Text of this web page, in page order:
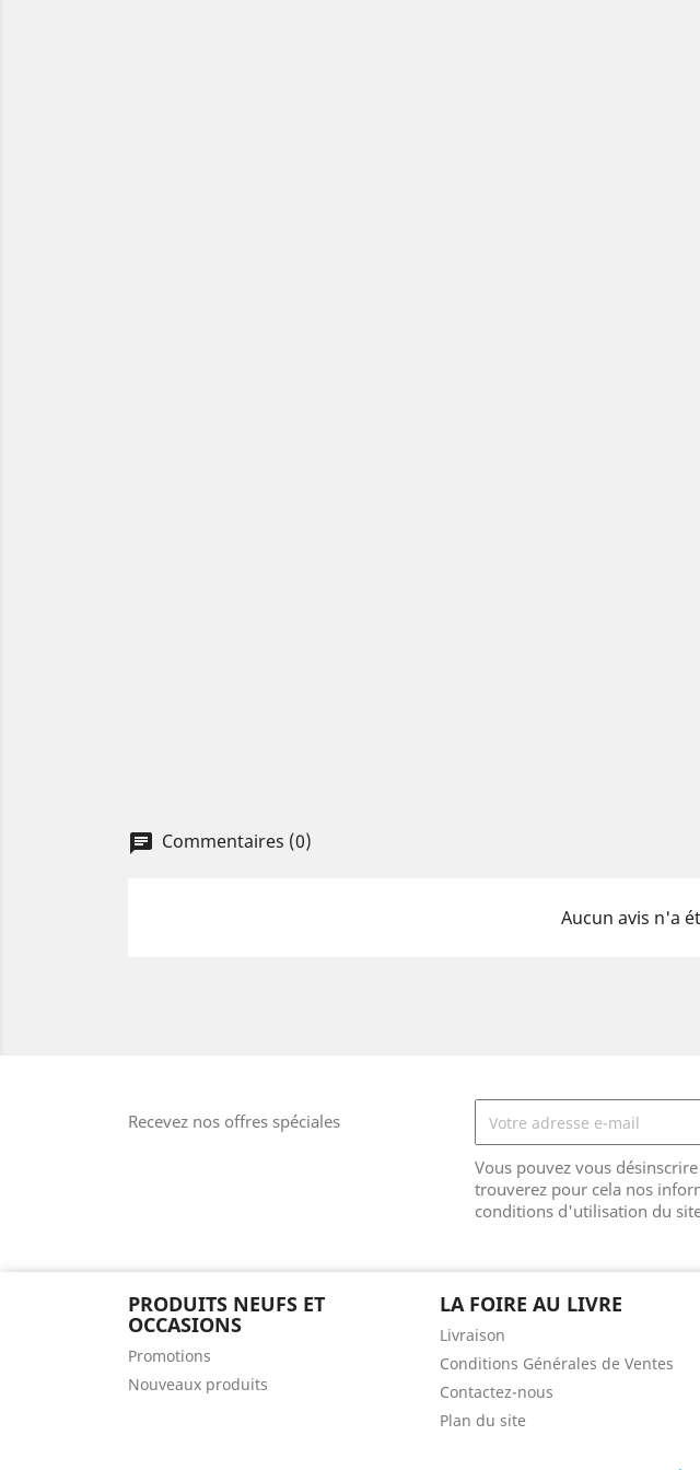
Commentaires (0)
Aucun avis n'a
Recevez nos offres spéciales
Vous pouvez vous
trouverez pour cela nos
conditions d'utilisation du
PRODUITS NEUFS ET
OCCASIONS
Promotions
Nouveaux produits
LA FOIRE AU LIVRE
Livraison
Conditions Générales de Ventes
Contactez-nous
Plan du site